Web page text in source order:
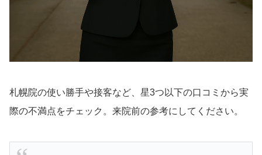
札幌院の使い勝手や接客など、星3つ以下の口コミから実
際の不満点をチェック。来院前の参考にしてください。